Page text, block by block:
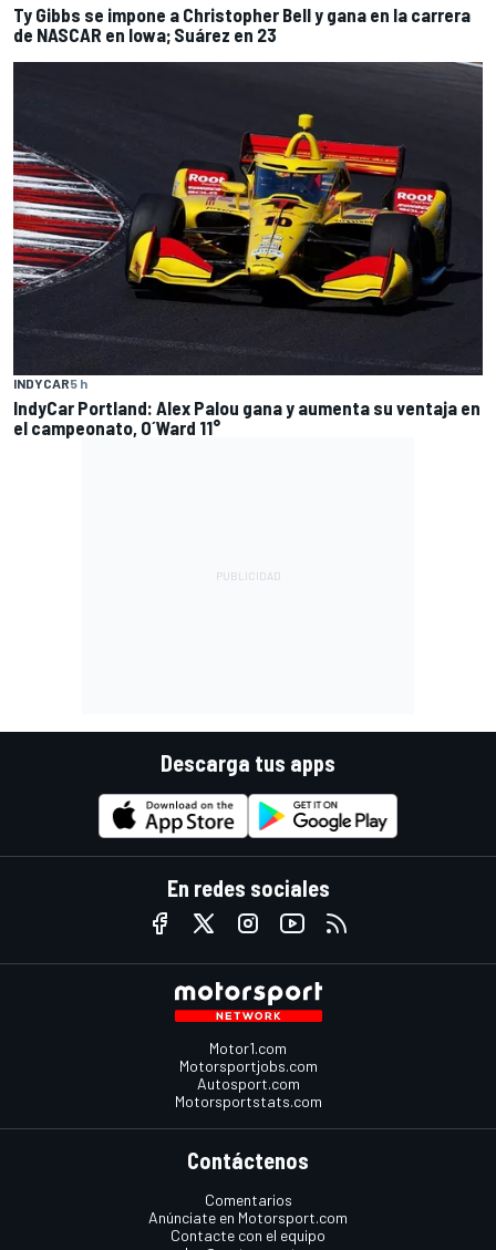
Ty Gibbs se impone a Christopher Bell y gana en la carrera
de NASCAR en Iowa; Suárez en 23
INDYCAR5 h
IndyCar Portland: Alex Palou gana y aumenta su ventaja en
el campeonato, O´Ward 11°
Descarga tus apps
En redes sociales
Motor1.com
Motorsportjobs.com
Autosport.com
Motorsportstats.com
Contáctenos
Comentarios
Anúnciate en Motorsport.com
Contacte con el equipo